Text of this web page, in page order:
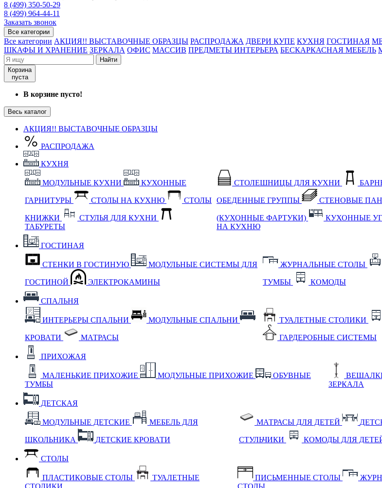
8 (499) 350-50-29
8 (499) 964-44-11
Заказать звонок
Все категории
Все категории АКЦИЯ!! ВЫСТАВОЧНЫЕ ОБРАЗЦЫ РАСПРОДАЖА ДВЕРИ КУПЕ КУХНЯ ГОСТИНАЯ
ШКАФЫ И ХРАНЕНИЕ ЗЕРКАЛА ОФИС МАССИВ ПРЕДМЕТЫ ИНТЕРЬЕРА БЕСКАРКАСНАЯ МЕБЕЛЬ
Найти
Корзина
пуста
В корзине пусто!
Весь каталог
АКЦИЯ!! ВЫСТАВОЧНЫЕ ОБРАЗЦЫ
РАСПРОДАЖА
КУХНЯ
МОДУЛЬНЫЕ КУХНИ КУХОННЫЕ
ГАРНИТУРЫ СТОЛЫ НА КУХНЮ СТОЛЫ
КНИЖКИ
СТУЛЬЯ ДЛЯ КУХНИ
ТАБУРЕТЫ
СТОЛЕШНИЦЫ ДЛЯ КУХНИ
ОБЕДЕННЫЕ ГРУППЫ СТЕНОВЫЕ
(КУХОННЫЕ ФАРТУКИ) КУХОННЫЕ
НА КУХНЮ
ГОСТИНАЯ
СТЕНКИ В ГОСТИНУЮ МОДУЛЬНЫЕ СИСТЕМЫ ДЛЯ
ГОСТИНОЙ ЭЛЕКТРОКАМИНЫ
ЖУРНАЛЬНЫЕ СТОЛЫ
ТУМБЫ КОМОДЫ
СПАЛЬНЯ
ИНТЕРЬЕРЫ СПАЛЬНИ МОДУЛЬНЫЕ СПАЛЬНИ
КРОВАТИ МАТРАСЫ
ТУАЛЕТНЫЕ СТОЛИКИ
ГАРДЕРОБНЫЕ СИСТЕМЫ
ПРИХОЖАЯ
МАЛЕНЬКИЕ ПРИХОЖИЕ МОДУЛЬНЫЕ ПРИХОЖИЕ
ОБУВНЫЕ
ТУМБЫ
ЗЕРКАЛА
ДЕТСКАЯ
МОДУЛЬНЫЕ ДЕТСКИЕ МЕБЕЛЬ ДЛЯ
ШКОЛЬНИКА ДЕТСКИЕ КРОВАТИ
МАТРАСЫ ДЛЯ ДЕТЕЙ
СТУЛЬЧИКИ КОМОДЫ ДЛЯ
СТОЛЫ
ПЛАСТИКОВЫЕ СТОЛЫ
ТУАЛЕТНЫЕ
ПИСЬМЕННЫЕ СТОЛЫ